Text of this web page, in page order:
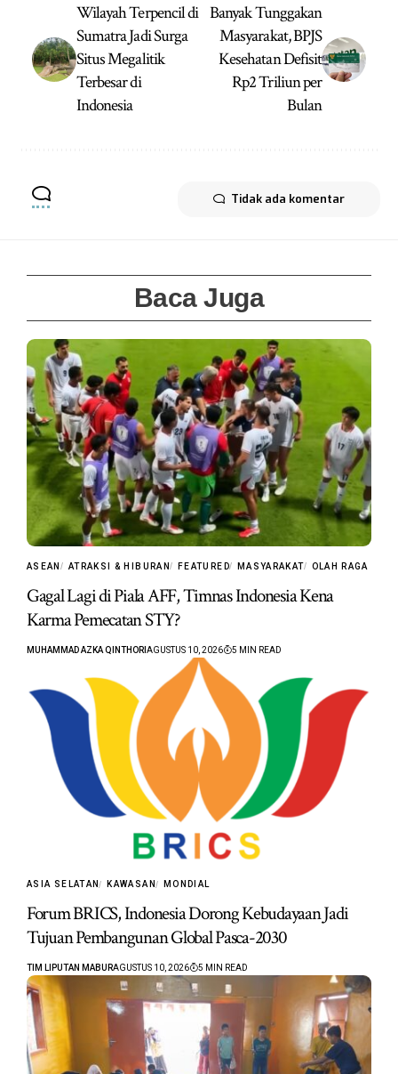
Wilayah Terpencil di
Sumatra Jadi Surga
Situs Megalitik
Terbesar di
Indonesia
Banyak Tunggakan
Masyarakat, BPJS
Kesehatan Defisit
Rp2 Triliun per
Bulan
Tidak ada komentar
Baca Juga
ASEAN ATRAKSI & HIBURAN FEATURED MASYARAKAT OLAH RAGA
Gagal Lagi di Piala AFF, Timnas Indonesia Kena
Karma Pemecatan STY?
MUHAMMAD AZKA QINTHORI AGUSTUS 10, 2026 5 MIN READ
ASIA SELATAN KAWASAN MONDIAL
Forum BRICS, Indonesia Dorong Kebudayaan Jadi
Tujuan Pembangunan Global Pasca-2030
TIM LIPUTAN MABURAGUSTUS 10, 2026 5 MIN READ